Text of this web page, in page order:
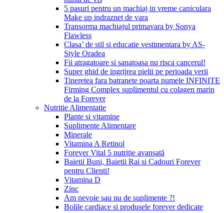
5 pasuri pentru un machiaj in vreme caniculara
Make up indraznet de vara
Transorma machiajul primavara by Sonya
Flawless
Clasa’ de stil si educatie vestimentara by AS-
Style Oradea
Fii atragatoare si sanatoasa nu risca cancerul!
Super ghid de ingrijrea pielii pe perioada verii
Tineretea fara batranete poarta numele INFINITE
Firming Complex suplimentul cu colagen marin
de la Forever
Nutritie Alimentatie
Plante si vitamine
Suplimente Alimentare
Minerale
Vitamina A Retinol
Forever Vital 5 nutriţie avansată
Baietii Buni, Baietii Rai si Cadouri Forever
pentru Clienti!
Vitamina D
Zinc
Am nevoie sau nu de suplimente ?!
Bolile cardiace si produsele forever dedicate